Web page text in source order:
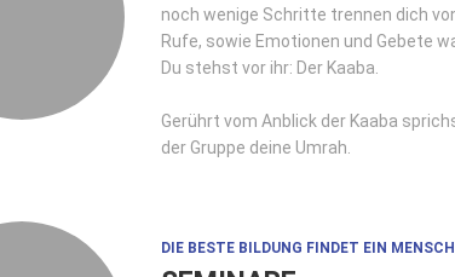
noch wenige Schritte trennen dich
Rufe, sowie Emotionen und Gebete
Du stehst vor ihr: Der Kaaba.
Gerührt vom Anblick der Kaaba
der Gruppe deine Umrah.
DIE BESTE BILDUNG FINDET EIN